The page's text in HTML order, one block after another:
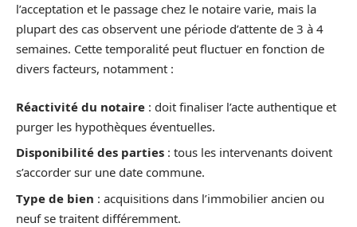
l’acceptation et le passage chez le notaire varie, mais la
plupart des cas observent une période d’attente de 3 à 4
semaines. Cette temporalité peut fluctuer en fonction de
divers facteurs, notamment :
Réactivité du notaire : doit finaliser l’acte authentique et
purger les hypothèques éventuelles.
Disponibilité des parties : tous les intervenants doivent
s’accorder sur une date commune.
Type de bien : acquisitions dans l’immobilier ancien ou
neuf se traitent différemment.